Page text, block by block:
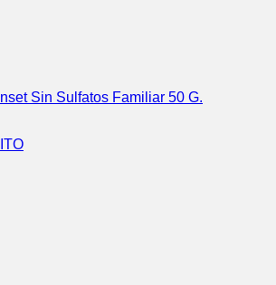
Sin Sulfatos Familiar 50 G.